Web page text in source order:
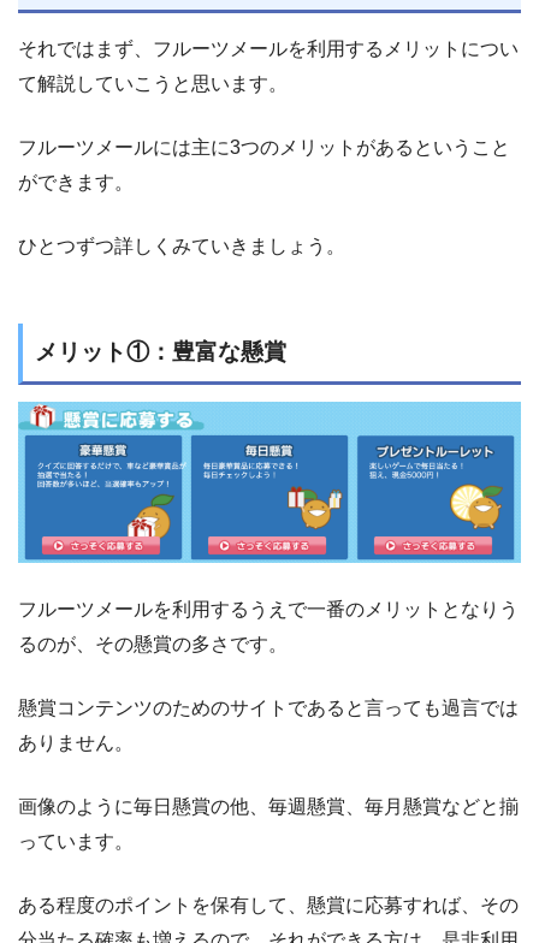
それではまず、フルーツメールを利用するメリットについ
て解説していこうと思います。
フルーツメールには主に3つのメリットがあるということ
ができます。
ひとつずつ詳しくみていきましょう。
メリット①：豊富な懸賞
フルーツメールを利用するうえで一番のメリットとなりう
るのが、その懸賞の多さです。
懸賞コンテンツのためのサイトであると言っても過言では
ありません。
画像のように毎日懸賞の他、毎週懸賞、毎月懸賞などと揃
っています。
ある程度のポイントを保有して、懸賞に応募すれば、その